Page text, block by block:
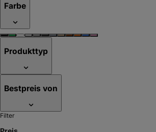
Farbe
Produkttyp
Bestpreis von
Filter